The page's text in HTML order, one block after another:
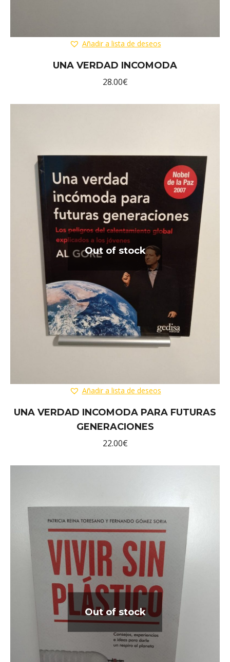
Añadir a lista de deseos
UNA VERDAD INCOMODA
28.00€
Out of stock
Añadir a lista de deseos
UNA VERDAD INCOMODA PARA FUTURAS
GENERACIONES
22.00€
Out of stock